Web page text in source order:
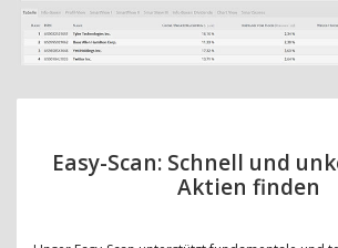
Easy-Scan: Schnell und
Aktien finden